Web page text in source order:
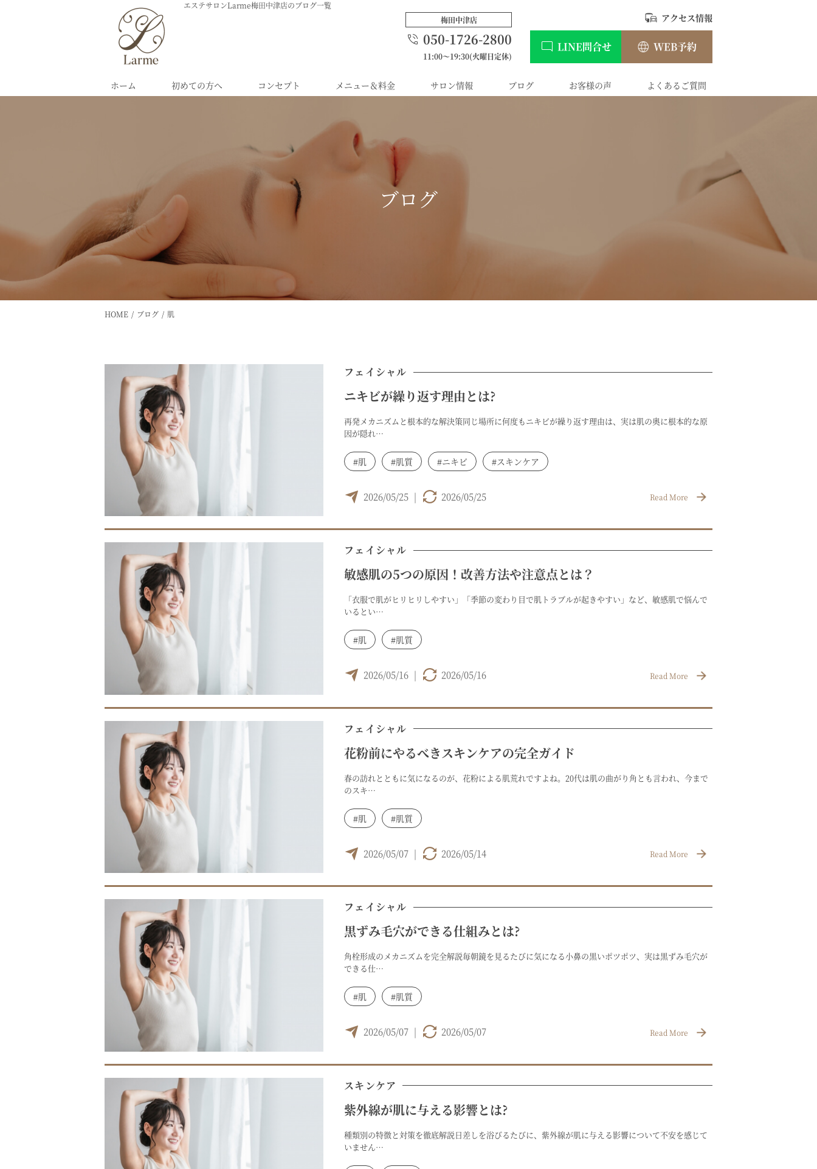
エステサロンLarme梅田中津店のブログ一覧
梅田中津店
050-1726-2800
11:00～19:30(火曜日定休)
アクセス情報
LINE問合せ WEB予約
ホーム 初めての方へ コンセプト メニュー＆料金 サロン情報 ブログ お客様の声 よくあるご質問
ブログ
HOME ブログ 肌
フェイシャル
ニキビが繰り返す理由とは?
再発メカニズムと根本的な解決策同じ場所に何度もニキビが繰り返す理由は、実は肌の奥に根本的な原
因が隠れ…
#肌 #肌質 #ニキビ #スキンケア
2026/05/25 | 2026/05/25 Read More
フェイシャル
敏感肌の5つの原因！改善方法や注意点とは？
「衣服で肌がヒリヒリしやすい」「季節の変わり目で肌トラブルが起きやすい」など、敏感肌で悩んで
いるとい…
#肌 #肌質
2026/05/16 | 2026/05/16 Read More
フェイシャル
花粉前にやるべきスキンケアの完全ガイド
春の訪れとともに気になるのが、花粉による肌荒れですよね。20代は肌の曲がり角とも言われ、今まで
のスキ…
#肌 #肌質
2026/05/07 | 2026/05/14 Read More
フェイシャル
黒ずみ毛穴ができる仕組みとは?
角栓形成のメカニズムを完全解説毎朝鏡を見るたびに気になる小鼻の黒いポツポツ、実は黒ずみ毛穴が
できる仕…
#肌 #肌質
2026/05/07 | 2026/05/07 Read More
スキンケア
紫外線が肌に与える影響とは?
種類別の特徴と対策を徹底解説日差しを浴びるたびに、紫外線が肌に与える影響について不安を感じて
いません…